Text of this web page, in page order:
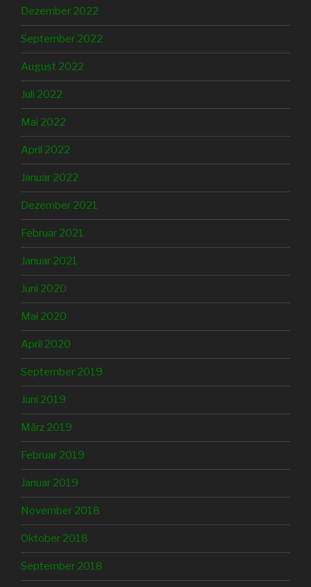
Dezember 2022
September 2022
August 2022
Juli 2022
Mai 2022
April 2022
Januar 2022
Dezember 2021
Februar 2021
Januar 2021
Juni 2020
Mai 2020
April 2020
September 2019
Juni 2019
März 2019
Februar 2019
Januar 2019
November 2018
Oktober 2018
September 2018